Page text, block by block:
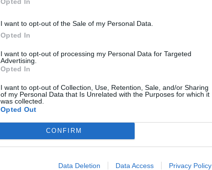
I want to opt-out of the Sale of my Personal Data.
Opted In
I want to opt-out of processing my Personal Data for Targeted
Advertising.
Opted In
I want to opt-out of Collection, Use, Retention, Sale, and/or Sharing
of my Personal Data that Is Unrelated with the Purposes for which it
was collected.
Opted Out
CONFIRM
Data Deletion Data Access Privacy Policy